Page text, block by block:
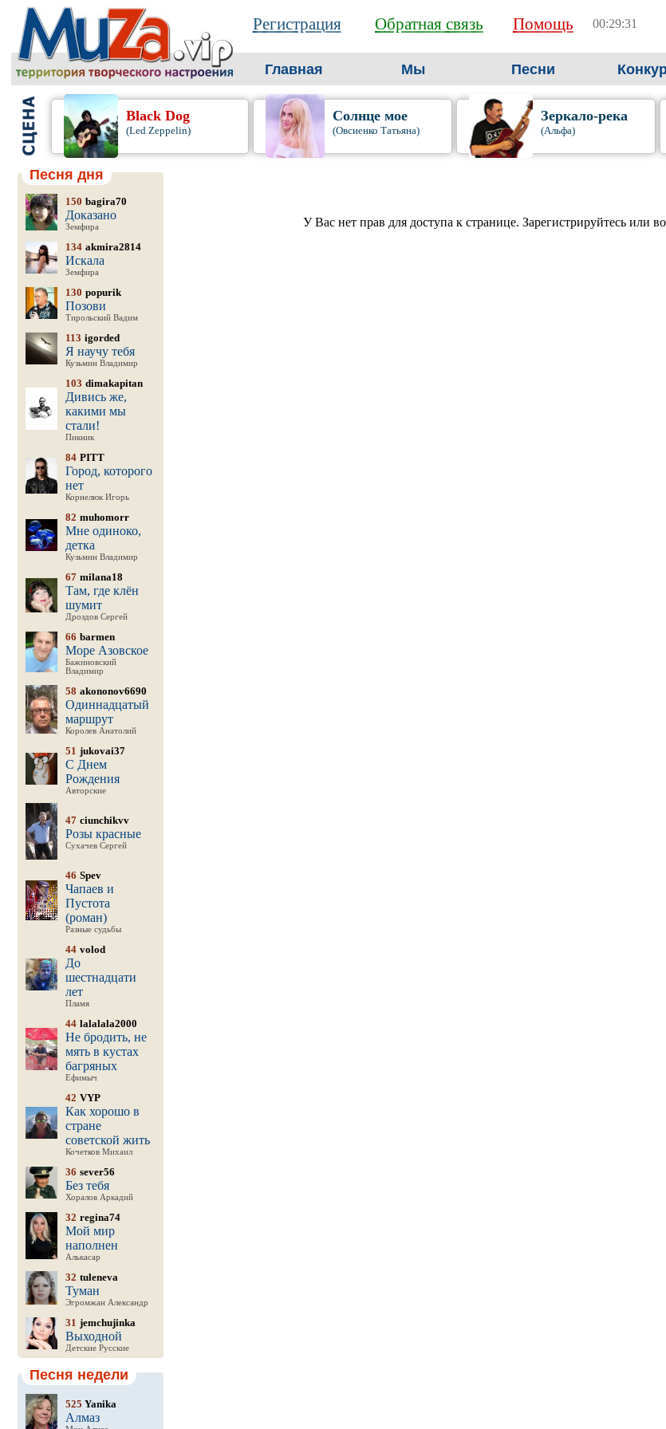
Регистрация Обратная связь Помощь 00:29:31
Главная Мы Песни
Black Dog
(Led Zeppelin)
Солнце мое
(Овсиенко Татьяна)
Зеркало-река
(Альфа)
Песня дня
150 bagira70
Доказано
Земфира
134 akmira2814
Искала
Земфира
130 popurik
Позови
Тирольский Вадим
113 igorded
Я научу тебя
Кузьмин Владимир
103 dimakapitan
Дивись же,
какими мы
стали!
Пикник
84 PITT
Город, которого
нет
Корнелюк Игорь
82 muhomorr
Мне одиноко,
детка
Кузьмин Владимир
67 milana18
Там, где клён
шумит
Дроздов Сергей
66 barmen
Море Азовское
Бажиновский
Владимир
58 akononov6690
Одиннадцатый
маршрут
Королев Анатолий
51 jukovai37
С Днем
Рождения
Авторские
47 ciunchikvv
Розы красные
Сухачев Сергей
46 Spev
Чапаев и
Пустота
(роман)
Разные судьбы
44 volod
До
шестнадцати
лет
Пламя
44 lalalala2000
Не бродить, не
мять в кустах
багряных
Ефимыч
42 VYP
Как хорошо в
стране
советской жить
Кочетков Михаил
36 sever56
Без тебя
Хоралов Аркадий
32 regina74
Мой мир
наполнен
Алькасар
32 tuleneva
Туман
Эгромжан Александр
31 jemchujinka
Выходной
Детские Русские
Песня недели
525 Yanika
Алмаз
У Вас нет прав для доступа к странице. Зарегистрируйтесь или